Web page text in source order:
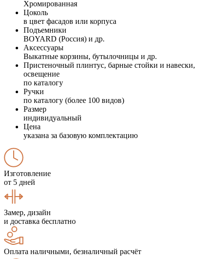
Хромированная
Цоколь
в цвет фасадов или корпуса
Подъемники
BOYARD (Россия) и др.
Аксессуары
Выкатные корзины, бутылочницы и др.
Пристеночный плинтус, барные стойки и навески,
освещение
по каталогу
Ручки
по каталогу (более 100 видов)
Размер
индивидуальный
Цена
указана за базовую комплектацию
Изготовление
от 5 дней
Замер, дизайн
и доставка бесплатно
Оплата наличными, безналичный расчёт